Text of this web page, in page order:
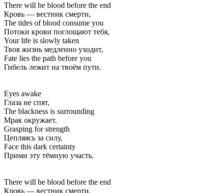
There will be blood before the end
Кровь — вестник смерти,
The tides of blood consume you
Потоки крови поглощают тебя,
Your life is slowly taken
Твоя жизнь медленно уходит,
Fate lies the path before you
Гибель лежит на твоём пути.
Eyes awake
Глаза не спят,
The blackness is surrounding
Мрак окружает.
Grasping for strength
Цепляясь за силу,
Face this dark certainty
Прими эту тёмную участь.
There will be blood before the end
Кровь — вестник смерти,